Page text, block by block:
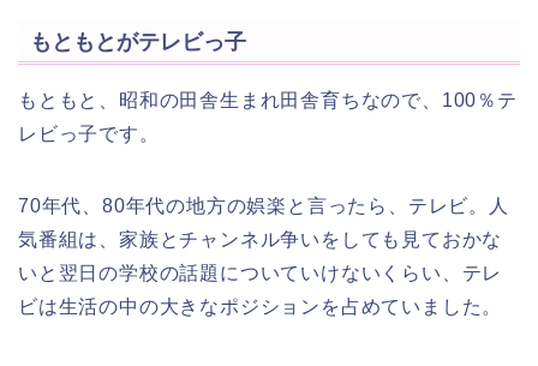
もともとがテレビっ子
もともと、昭和の田舎生まれ田舎育ちなので、100％テ
レビっ子です。
70年代、80年代の地方の娯楽と言ったら、テレビ。人
気番組は、家族とチャンネル争いをしても見ておかな
いと翌日の学校の話題についていけないくらい、テレ
ビは生活の中の大きなポジションを占めていました。